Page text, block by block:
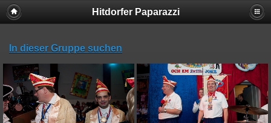
Hitdorfer Paparazzi
In dieser Gruppe suchen